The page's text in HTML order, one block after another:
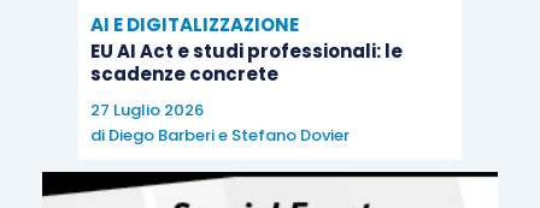
AI E DIGITALIZZAZIONE
EU AI Act e studi professionali: le
scadenze concrete
27 Luglio 2026
di Diego Barberie Stefano Dovier